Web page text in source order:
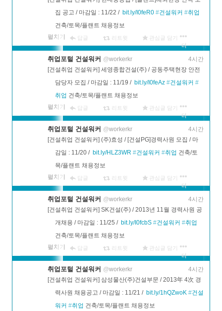
집 공고 / 마감일 : 11/22 / bit.ly/I0feR0 #건설워커 #취업
건축/토목/플랜트 채용정보
답글 리트윗 관심글 담기
더
보기
펼치기
취업포털 건설워커 @workerkr
4시간
[건설취업 건설워커] 세영종합건설(주) / 공동주택현장 안전
담당자 모집 / 마감일 : 11/19 / bit.ly/I0feAz #건설워커 #
취업 건축/토목/플랜트 채용정보
답글 리트윗 관심글 담기
더
보기
펼치기
취업포털 건설워커 @workerkr
4시간
[건설취업 건설워커] (주)효성 / [건설PG]경력사원 모집 / 마
감일 : 11/20 / bit.ly/HLZ3WR #건설워커 #취업 건축/토
목/플랜트 채용정보
답글 리트윗 관심글 담기
더
보기
펼치기
취업포털 건설워커 @workerkr
4시간
[건설취업 건설워커] SK건설(주) / 2013년 11월 경력사원 공
개채용 / 마감일 : 11/25 / bit.ly/I0fcbS #건설워커 #취업
건축/토목/플랜트 채용정보
답글 리트윗 관심글 담기
더
보기
펼치기
취업포털 건설워커 @workerkr
4시간
[건설취업 건설워커] 삼성물산(주)건설부문 / 2013年 4次 경
력사원 채용공고 / 마감일 : 11/21 / bit.ly/1hQZwoK #건설
워커 #취업 건축/토목/플랜트 채용정보